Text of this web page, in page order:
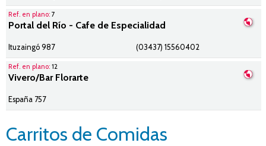
Ref. en plano:7
Portal del Río - Cafe de Especialidad
Ituzaingó 987 (03437) 15560402
Ref. en plano:12
Vivero/Bar Florarte
España 757
Carritos de Comidas